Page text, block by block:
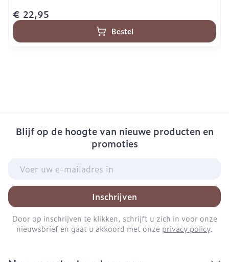
€ 22,95
Bestel
Blijf op de hoogte van nieuwe producten en
promoties
Inschrijven
Door op inschrijven te klikken, schrijft u zich in voor onze
nieuwsbrief en gaat u akkoord met onze privacy policy.